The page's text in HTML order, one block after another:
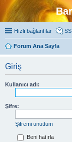
Hızlı bağlantılar
Forum Ana Sayfa
Giriş
Kullanıcı adı:
Şifre:
Şifremi unuttum
Beni hatırla